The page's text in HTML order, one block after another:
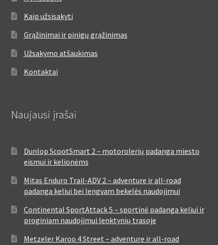
Kaip užsisakyti
Grąžinimai ir pinigų grąžinimas
Užsakymo atšaukimas
Kontaktai
Naujausi įrašai
Dunlop ScootSmart 2 – motorolerių padanga miesto
eismui ir kelionėms
Mitas Enduro Trail-ADV 2 – adventure ir all-road
padanga keliui bei lengvam bekelės naudojimui
Continental SportAttack 5 – sportinė padanga keliui ir
proginiam naudojimui lenktynių trasoje
Metzeler Karoo 4 Street – adventure ir all-road